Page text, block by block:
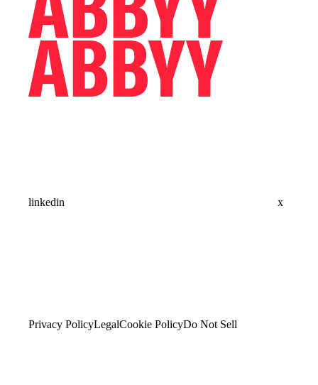
linkedin x
Privacy PolicyLegalCookie PolicyDo Not Sell